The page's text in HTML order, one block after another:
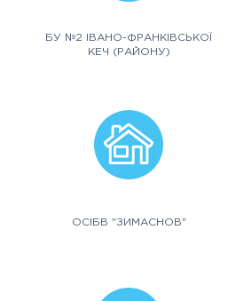
БУ №2 ІВАНО-ФРАНКІВСЬКОЇ
КЕЧ (РАЙОНУ)
ОСІБВ "ЗИМАСНОВ"